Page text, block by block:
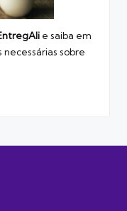
e saiba em
sobre